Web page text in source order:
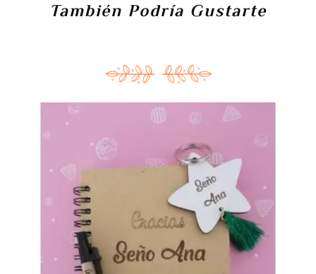
También Podría Gustarte